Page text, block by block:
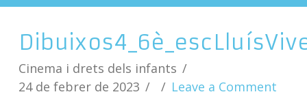
Cinema i drets dels infants
24 de febrer de 2023
Leave a Comment